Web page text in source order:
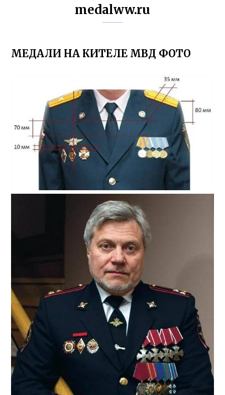
medalww.ru
МЕДАЛИ НА КИТЕЛЕ МВД ФОТО